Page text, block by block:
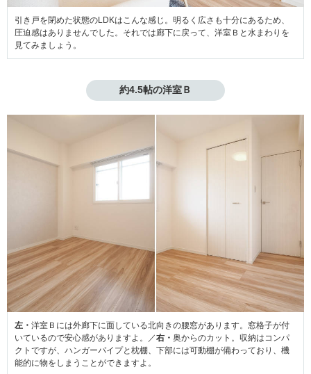
引き戸を閉めた状態のLDKはこんな感じ。明るく広さも十分にあるため、
圧迫感はありませんでした。それでは廊下に戻って、洋室Ｂと水まわりを
見てみましょう。
約4.5帖の洋室Ｂ
左・ 洋室Ｂには外廊下に面している北向きの腰窓があります。窓格子が付
いているので安心感がありますよ。／右・ 奥からのカット。収納はコンパ
クトですが、ハンガーパイプと枕棚、下部には可動棚が備わっており、機
能的に物をしまうことができますよ。